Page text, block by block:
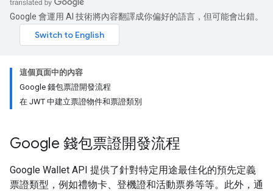
Google 會運用 AI 技術將內容翻譯成你偏好的語言，但可能會出錯。
這個頁面中的內容
Google 錢包票證開發流程
在 JWT 中建立票證物件和票證類別
Google 錢包票證開發流程
Google Wallet API 提供了針對特定用途最佳化的預先定義
票證類型，例如禮物卡、登機證和活動票券等等。此外，通